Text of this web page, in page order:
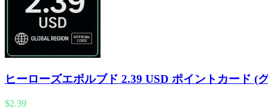
ヒーローズエボルブド 2.39 USD ポイントカード (
$2.39